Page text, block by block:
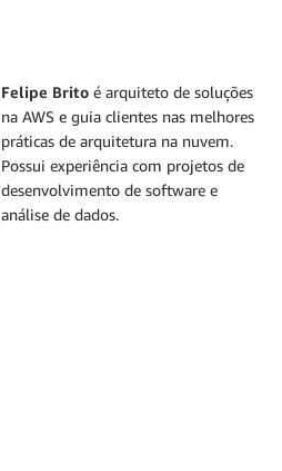
Felipe Brito é arquiteto de soluções
na AWS e guia clientes nas melhores
práticas de arquitetura na nuvem.
Possui experiência com projetos de
desenvolvimento de software e
análise de dados.